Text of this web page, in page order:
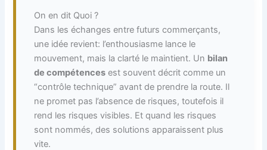
On en dit Quoi ?
Dans les échanges entre futurs commerçants,
une idée revient: l’enthousiasme lance le
mouvement, mais la clarté le maintient. Un bilan
de compétences est souvent décrit comme un
“contrôle technique” avant de prendre la route. Il
ne promet pas l’absence de risques, toutefois il
rend les risques visibles. Et quand les risques
sont nommés, des solutions apparaissent plus
vite.